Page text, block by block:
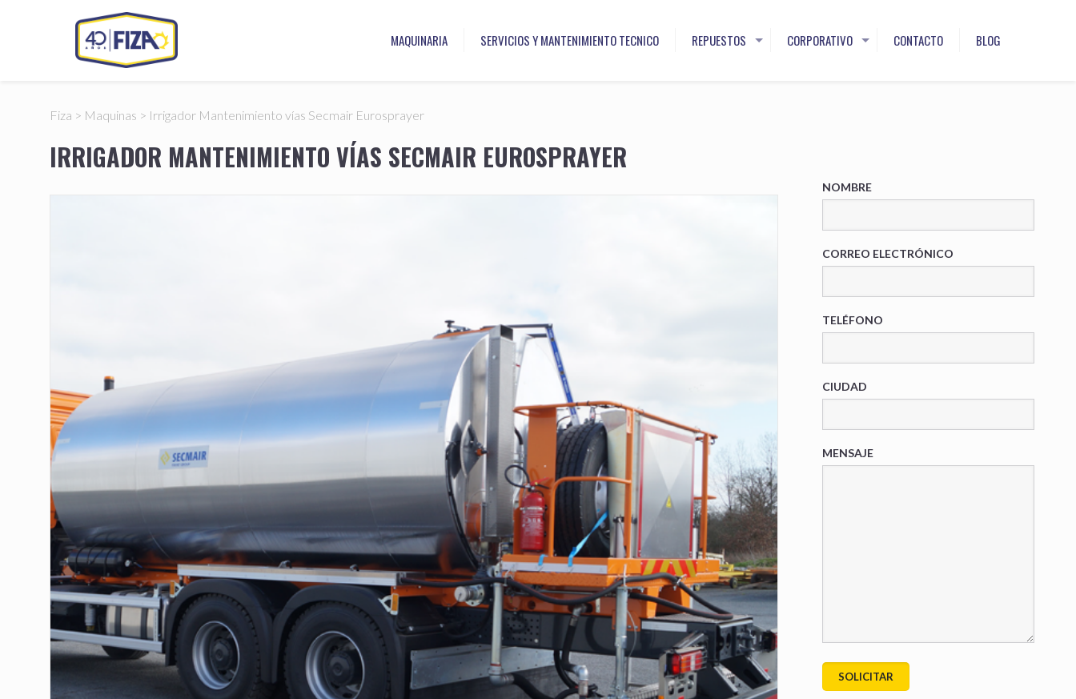
MAQUINARIA SERVICIOS Y MANTENIMIENTO TECNICO REPUESTOS CORPORATIVO CONTACTO BLOG
Fiza > Maquinas > Irrigador Mantenimiento vías Secmair Eurosprayer
IRRIGADOR MANTENIMIENTO VÍAS SECMAIR EUROSPRAYER
NOMBRE
CORREO ELECTRÓNICO
TELÉFONO
CIUDAD
MENSAJE